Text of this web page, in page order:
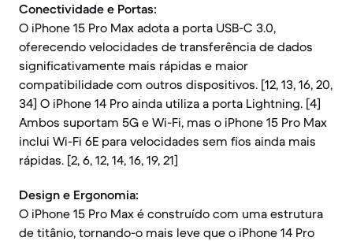
Conectividade e Portas:
O iPhone 15 Pro Max adota a porta USB-C 3.0,
oferecendo velocidades de transferência de dados
significativamente mais rápidas e maior
compatibilidade com outros dispositivos. [12, 13, 16, 20,
34] O iPhone 14 Pro ainda utiliza a porta Lightning. [4]
Ambos suportam 5G e Wi-Fi, mas o iPhone 15 Pro Max
inclui Wi-Fi 6E para velocidades sem fios ainda mais
rápidas. [2, 6, 12, 14, 16, 19, 21]
Design e Ergonomia:
O iPhone 15 Pro Max é construído com uma estrutura
de titânio, tornando-o mais leve que o iPhone 14 Pro